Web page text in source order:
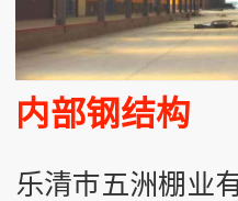
内部钢结构
乐清市五洲棚业